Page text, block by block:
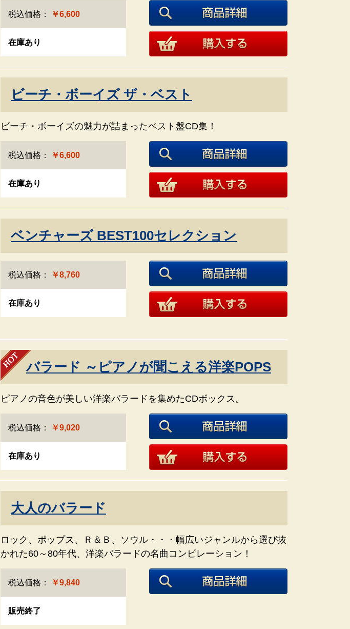
税込価格： ￥6,600
在庫あり
ビーチ・ボーイズ ザ・ベスト
ビーチ・ボーイズの魅力が詰まったベスト盤CD集！
税込価格： ￥6,600
在庫あり
ベンチャーズ BEST100セレクション
税込価格： ￥8,760
在庫あり
バラード ～ピアノが聞こえる洋楽POPS
ピアノの音色が美しい洋楽バラードを集めたCDボックス。
税込価格： ￥9,020
在庫あり
大人のバラード
ロック、ポップス、Ｒ＆Ｂ、ソウル・・・幅広いジャンルから選び抜
かれた60～80年代、洋楽バラードの名曲コンピレーション！
税込価格： ￥9,840
販売終了